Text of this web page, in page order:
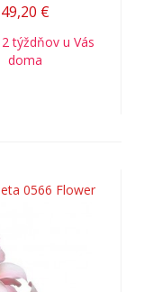
49,20 €
týždňov u Vás
doma
0566 Flower